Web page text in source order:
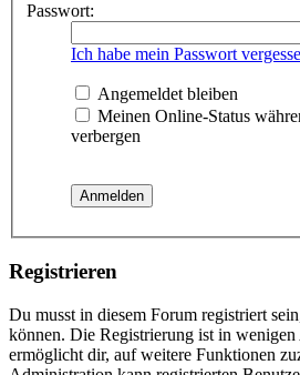
Passwort:
Ich habe mein Passwort
Angemeldet bleiben
Meinen Online-Status
verbergen
Registrieren
Du musst in diesem Forum registriert
können. Die Registrierung ist in
ermöglicht dir, auf weitere Funktionen